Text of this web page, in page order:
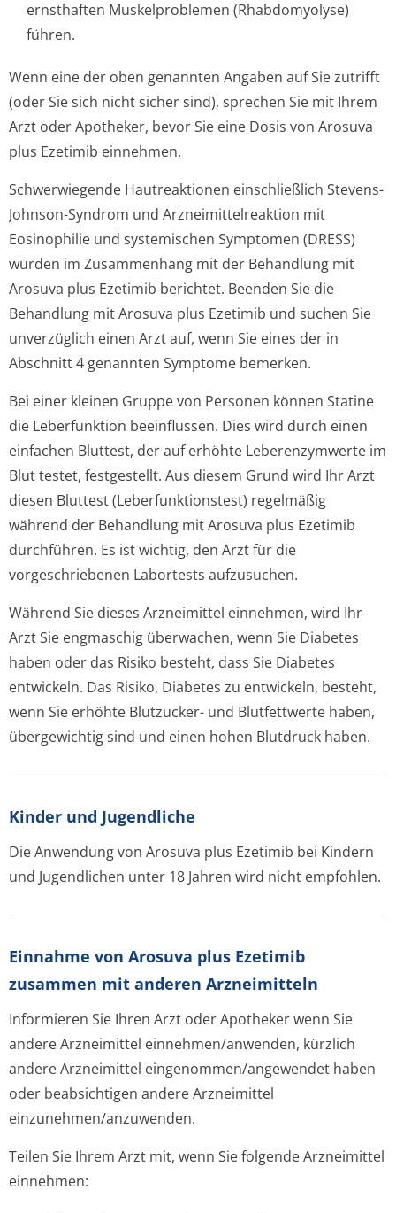
ernsthaften Muskelproblemen (Rhabdomyolyse)
führen.
Wenn eine der oben genannten Angaben auf Sie zutrifft
(oder Sie sich nicht sicher sind), sprechen Sie mit Ihrem
Arzt oder Apotheker, bevor Sie eine Dosis von Arosuva
plus Ezetimib einnehmen.
Schwerwiegende Hautreaktionen einschließlich Stevens-
Johnson-Syndrom und Arzneimittelre­aktion mit
Eosinophilie und systemischen Symptomen (DRESS)
wurden im Zusammenhang mit der Behandlung mit
Arosuva plus Ezetimib berichtet. Beenden Sie die
Behandlung mit Arosuva plus Ezetimib und suchen Sie
unverzüglich einen Arzt auf, wenn Sie eines der in
Abschnitt 4 genannten Symptome bemerken.
Bei einer kleinen Gruppe von Personen können Statine
die Leberfunktion beeinflussen. Dies wird durch einen
einfachen Bluttest, der auf erhöhte Leberenzymwerte im
Blut testet, festgestellt. Aus diesem Grund wird Ihr Arzt
diesen Bluttest (Leberfunktion­stest) regelmäßig
während der Behandlung mit Arosuva plus Ezetimib
durchführen. Es ist wichtig, den Arzt für die
vorgeschriebenen Labortests aufzusuchen.
Während Sie dieses Arzneimittel einnehmen, wird Ihr
Arzt Sie engmaschig überwachen, wenn Sie Diabetes
haben oder das Risiko besteht, dass Sie Diabetes
entwickeln. Das Risiko, Diabetes zu entwickeln, besteht,
wenn Sie erhöhte Blutzucker- und Blutfettwerte haben,
übergewichtig sind und einen hohen Blutdruck haben.
Kinder und Jugendliche
Die Anwendung von Arosuva plus Ezetimib bei Kindern
und Jugendlichen unter 18 Jahren wird nicht empfohlen.
Einnahme von Arosuva plus Ezetimib
zusammen mit anderen Arzneimitteln
Informieren Sie Ihren Arzt oder Apotheker wenn Sie
andere Arzneimittel einnehmen/anwenden, kürzlich
andere Arzneimittel eingenommen/an­gewendet haben
oder beabsichtigen andere Arzneimittel
einzunehmen/an­zuwenden.
Teilen Sie Ihrem Arzt mit, wenn Sie folgende Arzneimittel
einnehmen: